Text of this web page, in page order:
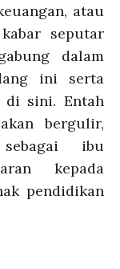
atau
seputar
dalam
ini serta
di sini. Entah
bergulir,
ibu
kepada
pendidikan